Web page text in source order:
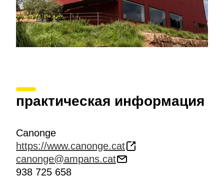
практическая информация
Canonge
https://www.canonge.cat
canonge@ampans.cat
938 725 658